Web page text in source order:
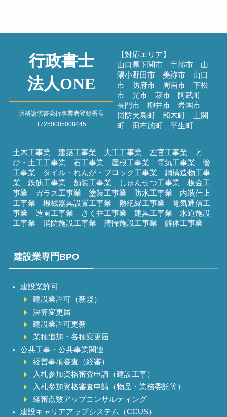
過去のブログ
行政書士
法人ONE
適格請求書発行事業者登録番号
T7250005008445
【対応エリア】
山口県下関市 宇部市 山
陽小野田市 美祢市 山口
市 防府市 周南市 下松
市 光市 萩市 阿武町
長門市 柳井市 岩国市
周防大島町 和木町 上関
町 田布施町 平生町
土木工事業 建築工事業 大工工事業 左官工事業 と
び・土工工事業 石工事業 屋根工事業 電気工事業 管
工事業 タイル・れんが・ブロック工事業 鋼構造物工事
業 鉄筋工事業 舗装工事業 しゅんせつ工事業 板金工
事業 ガラス工事業 塗装工事業 防水工事業 内装仕上
工事業 機械器具設置工事業 熱絶縁工事業 電気通信工
事業 造園工事業 さく井工事業 建具工事業 水道施設
工事業 消防施設工事業 清掃施設工事業 解体工事業
建設業専門BPO
建設業許可
建設業許可（新規）
決算変更届
建設業許可更新
業種追加・各種変更届
公共工事・公共事業関連
経営事項審査（経審）
入札参加資格審査申請（建設工事）
入札参加資格審査申請（物品・業務委託等）
経審点数アップコンサルティング
建設キャリアアップシステム（CCUS）